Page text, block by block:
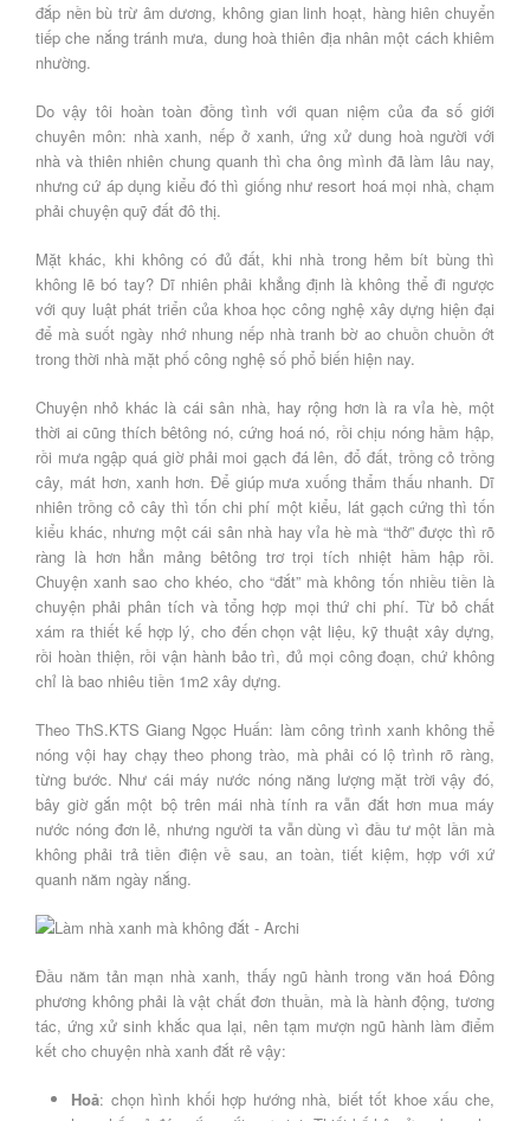
đắp nền bù trừ âm dương, không gian linh hoạt, hàng hiên chuyển
tiếp che nắng tránh mưa, dung hoà thiên địa nhân một cách khiêm
nhường.
Do vậy tôi hoàn toàn đồng tình với quan niệm của đa số giới
chuyên môn: nhà xanh, nếp ở xanh, ứng xử dung hoà người với
nhà và thiên nhiên chung quanh thì cha ông mình đã làm lâu nay,
nhưng cứ áp dụng kiểu đó thì giống như resort hoá mọi nhà, chạm
phải chuyện quỹ đất đô thị.
Mặt khác, khi không có đủ đất, khi nhà trong hẻm bít bùng thì
không lẽ bó tay? Dĩ nhiên phải khẳng định là không thể đi ngược
với quy luật phát triển của khoa học công nghệ xây dựng hiện đại
để mà suốt ngày nhớ nhung nếp nhà tranh bờ ao chuồn chuồn ớt
trong thời nhà mặt phố công nghệ số phổ biến hiện nay.
Chuyện nhỏ khác là cái sân nhà, hay rộng hơn là ra vỉa hè, một
thời ai cũng thích bêtông nó, cứng hoá nó, rồi chịu nóng hầm hập,
rồi mưa ngập quá giờ phải moi gạch đá lên, đổ đất, trồng cỏ trồng
cây, mát hơn, xanh hơn. Để giúp mưa xuống thẩm thấu nhanh. Dĩ
nhiên trồng cỏ cây thì tốn chi phí một kiểu, lát gạch cứng thì tốn
kiểu khác, nhưng một cái sân nhà hay vỉa hè mà “thở” được thì rõ
ràng là hơn hẳn mảng bêtông trơ trọi tích nhiệt hầm hập rồi.
Chuyện xanh sao cho khéo, cho “đắt” mà không tốn nhiều tiền là
chuyện phải phân tích và tổng hợp mọi thứ chi phí. Từ bỏ chất
xám ra thiết kế hợp lý, cho đến chọn vật liệu, kỹ thuật xây dựng,
rồi hoàn thiện, rồi vận hành bảo trì, đủ mọi công đoạn, chứ không
chỉ là bao nhiêu tiền 1m2 xây dựng.
Theo ThS.KTS Giang Ngọc Huấn: làm công trình xanh không thể
nóng vội hay chạy theo phong trào, mà phải có lộ trình rõ ràng,
từng bước. Như cái máy nước nóng năng lượng mặt trời vậy đó,
bây giờ gắn một bộ trên mái nhà tính ra vẫn đắt hơn mua máy
nước nóng đơn lẻ, nhưng người ta vẫn dùng vì đầu tư một lần mà
không phải trả tiền điện về sau, an toàn, tiết kiệm, hợp với xứ
quanh năm ngày nắng.
Đầu năm tản mạn nhà xanh, thấy ngũ hành trong văn hoá Đông
phương không phải là vật chất đơn thuần, mà là hành động, tương
tác, ứng xử sinh khắc qua lại, nên tạm mượn ngũ hành làm điểm
kết cho chuyện nhà xanh đắt rẻ vậy:
Hoả: chọn hình khối hợp hướng nhà, biết tốt khoe xấu che,